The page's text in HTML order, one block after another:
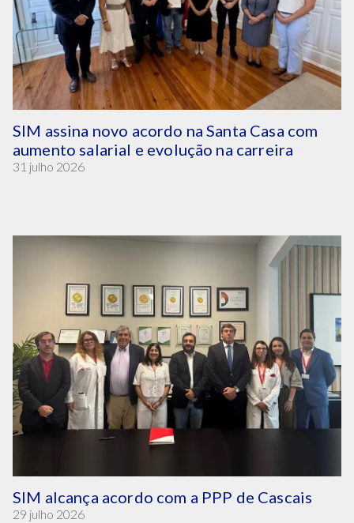
SIM assina novo acordo na Santa Casa com
aumento salarial e evolução na carreira
31 julho 2026
SIM alcança acordo com a PPP de Cascais
29 julho 2026